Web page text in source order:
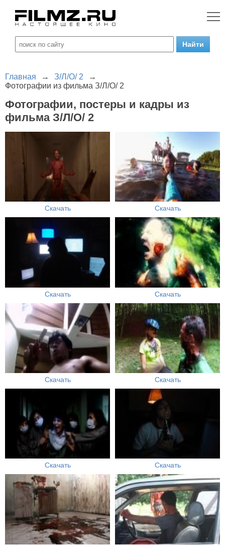
Главная → З/Л/О/ 2
→
Фотографии из фильма З/Л/О/ 2
Фотографии, постеры и кадры из
фильма З/Л/О/ 2
Скачать Скачать
Скачать Скачать
Скачать Скачать
Скачать Скачать